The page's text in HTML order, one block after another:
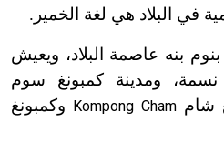
في البلاد هي لغة الخمير.
بنه عاصمة البلاد، ويعيش
ومدينة كمبونغ سوم
شامKompong Cham
وكمبونغ